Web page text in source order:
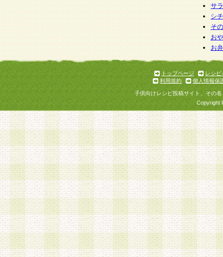
ぱくすく食堂個人情報お客様相談窓口 paku-
m
個人情報を与えることは任意ですが、個人情報
意をいただけない場合には、当社のサービスの
お問い合わせ・ご相談への対応ができない場合
サ
シ
そ
お
お
トップページ
レシピ
利用規約
個人情報保
子供向けレシピ投稿サイト、その
Copyright